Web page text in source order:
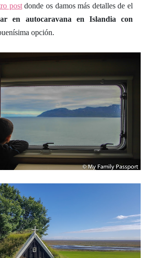
postdonde os damos más detalles de el
en autocaravana en Islandia con
opción.